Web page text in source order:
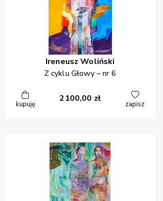
Ireneusz Woliński
Z cyklu Głowy – nr 6
kupuję
2100,00 zł
zapisz